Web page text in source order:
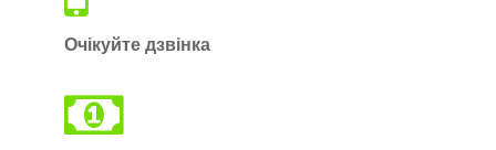
Очікуйте дзвінка